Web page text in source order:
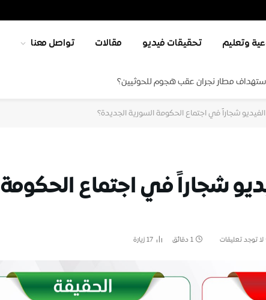
وتعليم تحقيقات فيديو مقالات تواصل معنا
مطار نجران عقب هجوم للحوثيين؟
شجاراً في اجتماع الحكومة السورية الجديدة؟
شجاراً في اجتماع الحكومة
لا توجد تعليقات 1 دقائق 17زيارة